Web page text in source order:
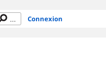
Connexion